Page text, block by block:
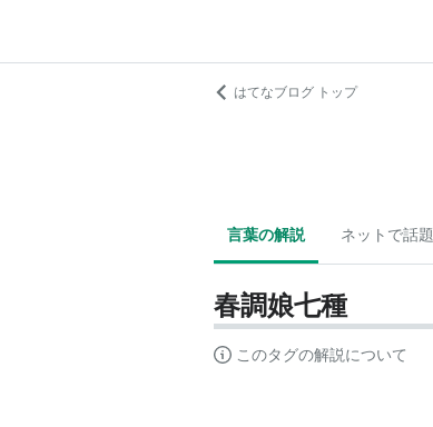
はてなブログ トップ
言葉の解説 ネットで話題
春調娘七種
このタグの解説について